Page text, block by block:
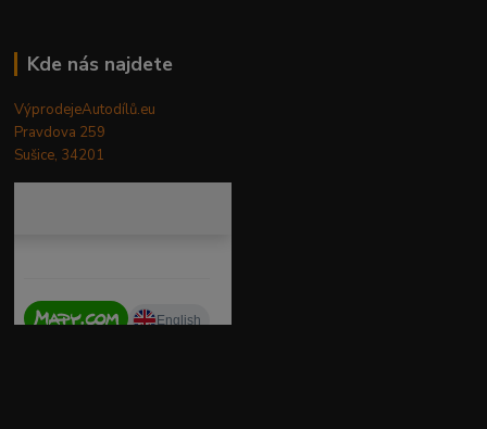
Kde nás najdete
VýprodejeAutodílů.eu
Pravdova 259
Sušice, 34201